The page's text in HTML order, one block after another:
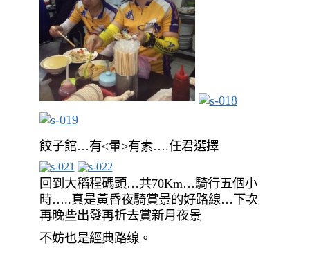
餃子館…有<暈>有素….任君選擇
回到大稻程碼頭…共70Km…騎行五個小
時…..真是黃昏夜騎賞景的好路線…下次
再晚些出發再折去賞新月夜景
不妨也是經典路缐。